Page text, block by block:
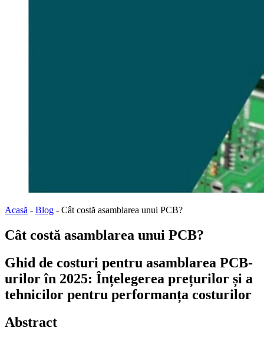
Acasă - Blog - Cât costă asamblarea unui PCB?
Cât costă asamblarea unui PCB?
Ghid de costuri pentru asamblarea PCB-
urilor în 2025: Înțelegerea prețurilor și a
tehnicilor pentru performanța costurilor
Abstract